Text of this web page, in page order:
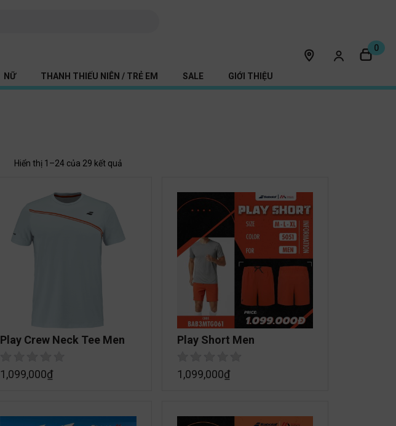
0
NỮ THANH THIẾU NIÊN / TRẺ EM SALE GIỚI THIỆU
Hiển thị 1–24 của 29 kết quả
Play Crew Neck Tee Men
1,099,000₫
Play Short Men
1,099,000₫